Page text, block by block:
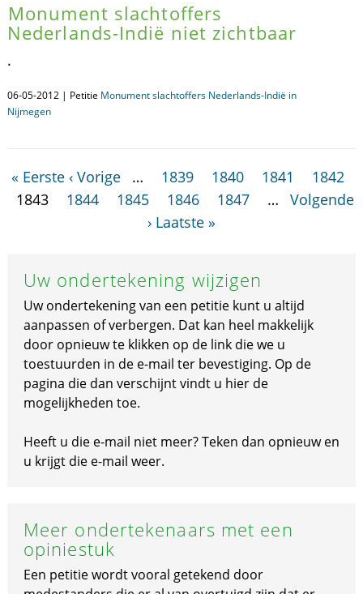
Monument slachtoffers
Nederlands-Indië niet zichtbaar
.
06-05-2012 | Petitie Monument slachtoffers Nederlands-Indië in
Nijmegen
« Eerste ‹ Vorige … 1839 1840 1841
1842
1843
1844 1845 1846 1847 …
Volgende
› Laatste »
Uw ondertekening wijzigen
Uw ondertekening van een petitie kunt u altijd
aanpassen of verbergen. Dat kan heel makkelijk
door opnieuw te klikken op de link die we u
toestuurden in de e-mail ter bevestiging. Op de
pagina die dan verschijnt vindt u hier de
mogelijkheden toe.
Heeft u die e-mail niet meer? Teken dan opnieuw en
u krijgt die e-mail weer.
Meer ondertekenaars met een
opiniestuk
Een petitie wordt vooral getekend door